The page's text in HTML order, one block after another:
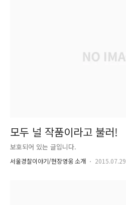
모두 널 작품이라고 불러!
보호되어 있는 글입니다.
서울경찰이야기/현장영웅 소개 2015.07.29